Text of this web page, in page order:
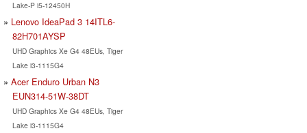
Lake-P i5-12450H
Lenovo IdeaPad 3 14ITL6-
82H701AYSP
UHD Graphics Xe G4 48EUs, Tiger
Lake i3-1115G4
Acer Enduro Urban N3
EUN314-51W-38DT
UHD Graphics Xe G4 48EUs, Tiger
Lake i3-1115G4